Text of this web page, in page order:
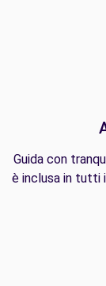
Guida con
è inclusa in tutti